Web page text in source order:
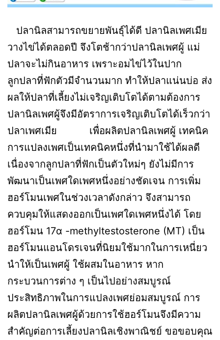
ปลานิลสามารถขยายพันธุ์ได้ดี ปลานิลเพศเมีย
วางไข่ได้ตลอดปี จึงโตช้ากว่าปลานิลเพศผู้ แม่
ปลาจะไม่กินอาหาร เพราะอมไข่ไว้ในปาก
ลูกปลาที่ฟักตัวมีจำนวนมาก ทำให้ปลาแน่นบ่อ ส่ง
ผลให้ปลาที่เลี้ยงไม่เจริญเติบโตได้ตามต้องการ
ปลานิลเพศผู้จึงมีอัตราการเจริญเติบโตได้เร็วกว่า
ปลาเพศเมีย เพื่อผลิตปลานิลเพศผู้ เทคนิค
การแปลงเพศเป็นเทคนิคหนึ่งที่นำมาใช้ได้ผลดี
เนื่องจากลูกปลาที่ฟักเป็นตัวใหม่ๆ ยังไม่มีการ
พัฒนาเป็นเพศใดเพศหนึ่งอย่างชัดเจน การเพิ่ม
ฮอร์โมนเพศในช่วงเวลาดังกล่าว จึงสามารถ
ควบคุมให้แสดงออกเป็นเพศใดเพศหนึ่งได้ โดย
ฮอร์โมน 17α -methyltestosterone (MT) เป็น
ฮอร์โมนแอนโดรเจนที่นิยมใช้มากในการเหนี่ยว
นำให้เป็นเพศผู้ ใช้ผสมในอาหาร หาก
กระบวนการต่าง ๆ เป็นไปอย่างสมบูรณ์
ประสิทธิภาพในการแปลงเพศย่อมสมบูรณ์ การ
ผลิตปลานิลเพศผู้ด้วยการใช้ฮอร์โมนจึงมีความ
สำคัญต่อการเลี้ยงปลานิลเชิงพาณิชย์ ขอขอบคุณ